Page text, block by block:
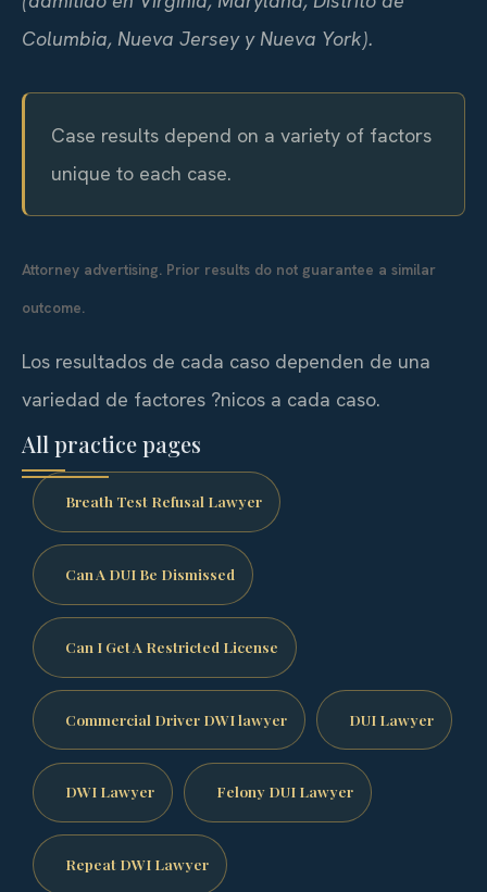
Columbia, Nueva Jersey y Nueva York).
Case results depend on a variety of factors
unique to each case.
Attorney advertising. Prior results do not guarantee a similar
outcome.
Los resultados de cada caso dependen de una
variedad de factores ?nicos a cada caso.
All practice pages
Breath Test Refusal Lawyer
Can A DUI Be Dismissed
Can I Get A Restricted License
Commercial Driver DWI lawyer DUI Lawyer
DWI Lawyer Felony DUI Lawyer
Repeat DWI Lawyer